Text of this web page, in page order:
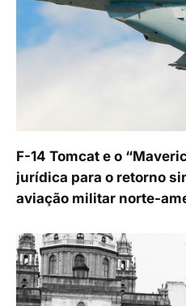
F-14 Tomcat e o
jurídica para o retorno
aviação militar norte-